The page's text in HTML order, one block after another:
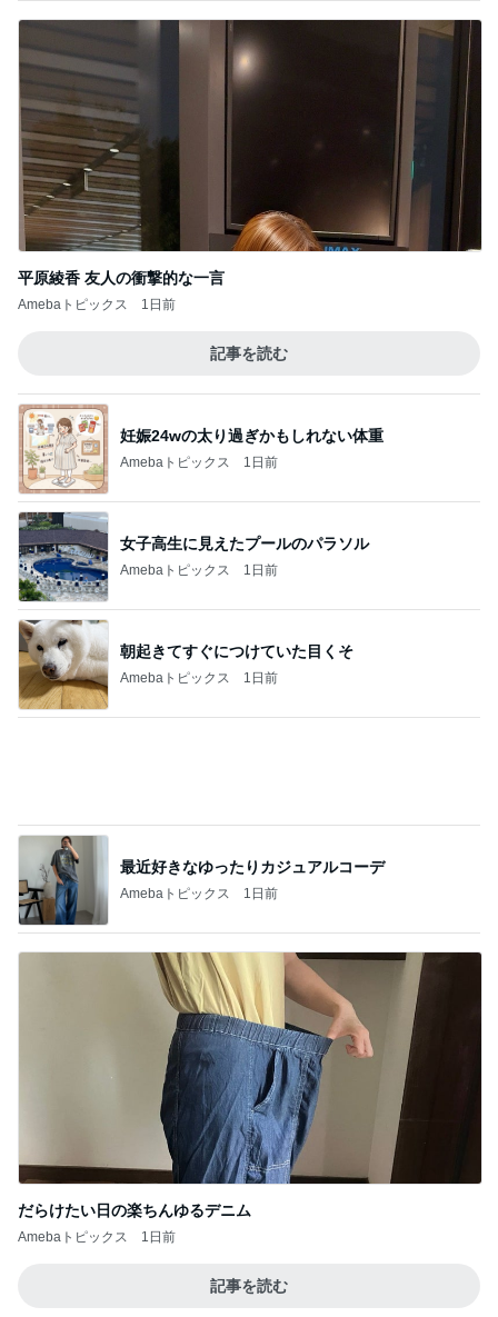
記事を読む
妊娠24wの太り過ぎかもしれない体重
Amebaトピックス
女子高生に見えたプールのパラソル
Amebaトピックス 1日前
Amebaトピックス 1日前
最近好きなゆったりカジュアルコーデ
Amebaトピックス 1日前
だらけたい日の楽ちんゆるデニム
Amebaトピックス
記事を読む
速攻で冷える最新式のハンディファン
Amebaトピックス 1日前